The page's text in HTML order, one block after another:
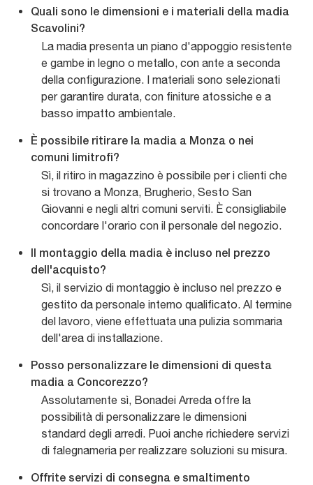
Quali sono le dimensioni e i materiali della madia
Scavolini?
La madia presenta un piano d'appoggio resistente
e gambe in legno o metallo, con ante a seconda
della configurazione. I materiali sono selezionati
per garantire durata, con finiture atossiche e a
basso impatto ambientale.
È possibile ritirare la madia a Monza o nei
comuni limitrofi?
Sì, il ritiro in magazzino è possibile per i clienti che
si trovano a Monza, Brugherio, Sesto San
Giovanni e negli altri comuni serviti. È consigliabile
concordare l'orario con il personale del negozio.
Il montaggio della madia è incluso nel prezzo
dell'acquisto?
Sì, il servizio di montaggio è incluso nel prezzo e
gestito da personale interno qualificato. Al termine
del lavoro, viene effettuata una pulizia sommaria
dell'area di installazione.
Posso personalizzare le dimensioni di questa
madia a Concorezzo?
Assolutamente sì, Bonadei Arreda offre la
possibilità di personalizzare le dimensioni
standard degli arredi. Puoi anche richiedere servizi
di falegnameria per realizzare soluzioni su misura.
Offrite servizi di consegna e smaltimento